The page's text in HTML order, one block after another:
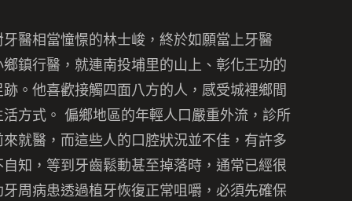
醫相當憧憬的林士峻，終於如願當上牙醫
鎮行醫，就連南投埔里的山上、彰化王功的
。他喜歡接觸四面八方的人， 感受城裡鄉間
方式。 偏鄉地區的年輕人口嚴重外流，診所
就醫， 而這些人的口腔狀況並不佳，有許多
知， 等到牙齒鬆動甚至掉落時，通常已經很
周病患透過植牙恢復正常咀嚼，必須先確保